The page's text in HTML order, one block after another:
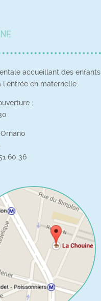
accueillant des enfants
l'entrée en maternelle.
:
60 36